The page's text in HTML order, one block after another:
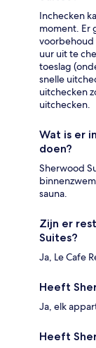
Inchecken
moment. Er
voorbehoud
uur uit te
toeslag
snelle
uitchecken
uitchecken.
Wat is er
doen?
Sherwood
sauna.
Zijn er
Suites?
Ja, Le Cafe
Heeft
Ja, elk
Heeft